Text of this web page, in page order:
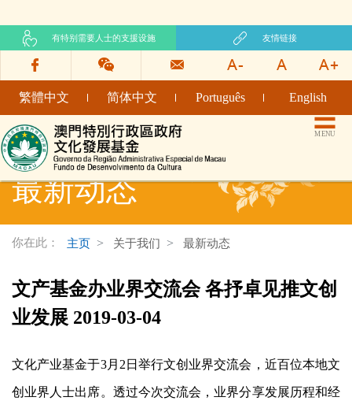
有特别需要人士的支援设施 友情链接
繁體中文 简体中文 Português English
文化发展基金网页 MENU
最新动态
你在此： 主页 关于我们 最新动态
文产基金办业界交流会 各抒卓见推文创
业发展 2019-03-04
文化产业基金于3月2日举行文创业界交流会，近百位本地文
创业界人士出席。透过今次交流会，业界分享发展历程和经